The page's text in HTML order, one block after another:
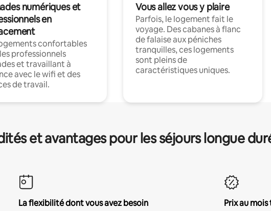
numériques et
en
confortables
professionnels
et travaillant à
avec le wifi et des
de travail.
Vous allez vous y plaire
Parfois, le logement fait le
voyage. Des cabanes à flanc
de falaise aux péniches
tranquilles, ces logements
sont pleins de
caractéristiques uniques.
et avantages pour les séjours longue
La flexibilité dont vous avez besoin
Prix au